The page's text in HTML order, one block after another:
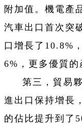
附加值。機電產
汽車出口首次突
口增長了10.8%
6%，更多優質的
第三，貿易
進出口保持增長
的佔比提升到了